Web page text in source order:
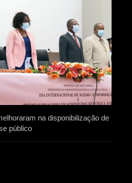
na disponibilização de
público